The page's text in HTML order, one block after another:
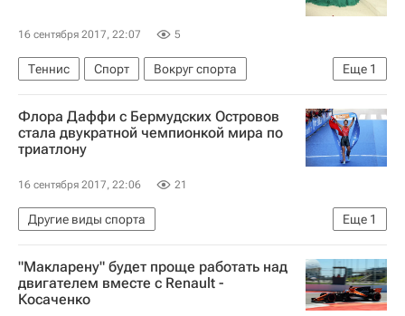
16 сентября 2017, 22:07 5
Еще 1
Теннис Спорт
Вокруг спорта
Серена Уильямс
Флора Даффи c Бермудских Островов
стала двукратной чемпионкой мира по
триатлону
16 сентября 2017, 22:06 21
Еще 1
Другие виды спорта
Мировая серия по триатлону
"Макларену" будет проще работать над
двигателем вместе с Renault -
Косаченко